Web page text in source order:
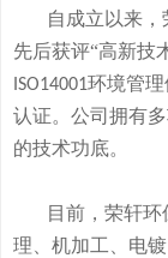
自成立以来，
先后获评“高新技
ISO14001环境管
认证。公司拥有多
的技术功底。
目前，荣轩
理、机加工、电镀